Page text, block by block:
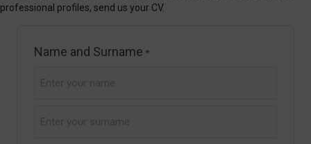
professional profiles, send us your CV.
Name and Surname *